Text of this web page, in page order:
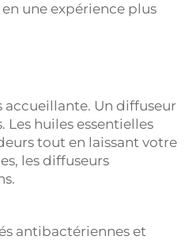
une expérience plus
accueillante. Un diffuseur
huiles essentielles
tout en laissant votre
les diffuseurs
antibactériennes et